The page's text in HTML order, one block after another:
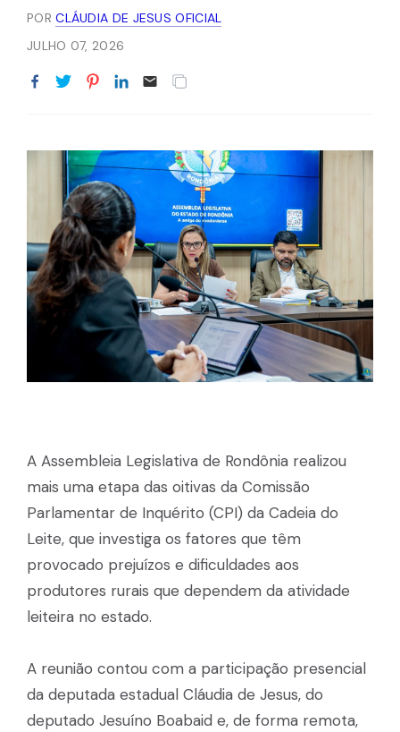
PORCLÁUDIA DE JESUS OFICIAL
JULHO 07, 2026
A Assembleia Legislativa de Rondônia realizou
mais uma etapa das oitivas da Comissão
Parlamentar de Inquérito (CPI) da Cadeia do
Leite, que investiga os fatores que têm
provocado prejuízos e dificuldades aos
produtores rurais que dependem da atividade
leiteira no estado.
A reunião contou com a participação presencial
da deputada estadual Cláudia de Jesus, do
deputado Jesuíno Boabaid e, de forma remota,